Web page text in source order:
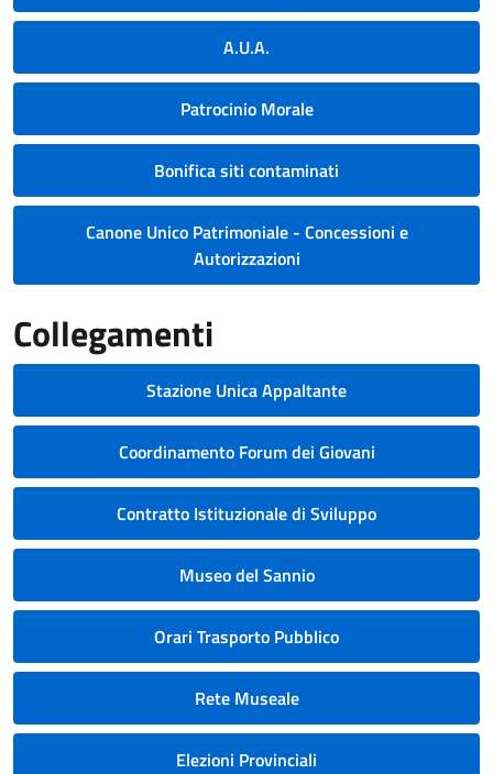
A.U.A.
Patrocinio Morale
Bonifica siti contaminati
Canone Unico Patrimoniale - Concessioni e
Autorizzazioni
Collegamenti
Stazione Unica Appaltante
Coordinamento Forum dei Giovani
Contratto Istituzionale di Sviluppo
Museo del Sannio
Orari Trasporto Pubblico
Rete Museale
Elezioni Provinciali